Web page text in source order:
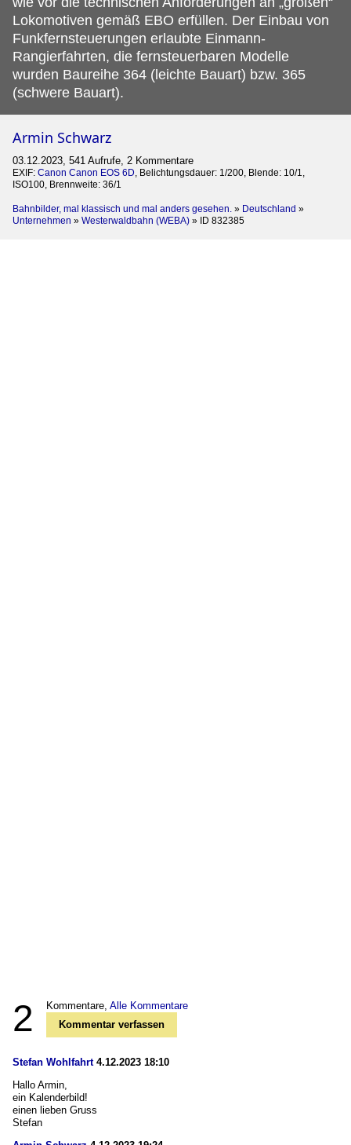
Lokomotiven gemäß EBO erfüllen. Der Einbau von
Funkfernsteuerungen erlaubte Einmann-
Rangierfahrten, die fernsteuerbaren Modelle
wurden Baureihe 364 (leichte Bauart) bzw. 365
(schwere Bauart).
Armin Schwarz
03.12.2023, 541 Aufrufe, 2 Kommentare
EXIF: Canon Canon EOS 6D , Belichtungsdauer: 1/200, Blende: 10/1,
ISO100, Brennweite: 36/1
Bahnbilder, mal klassisch und mal anders gesehen. » Deutschland »
Unternehmen » Westerwaldbahn (WEBA) » ID 832385
2 Kommentare, Alle Kommentare
Kommentar verfassen
Stefan Wohlfahrt4.12.2023 18:10
Hallo Armin,
ein Kalenderbild!
einen lieben Gruss
Stefan